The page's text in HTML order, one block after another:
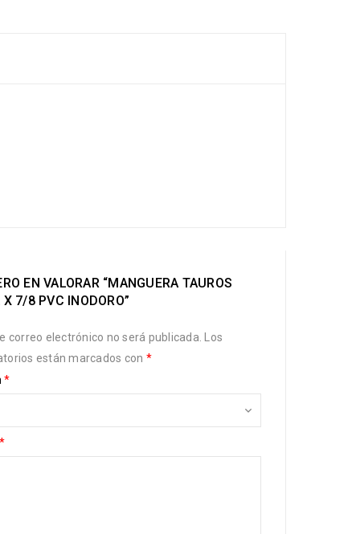
EN VALORAR “MANGUERA TAUROS
7/8 PVC INODORO”
correo electrónico no será publicada.
Los
están marcados con *
*
*